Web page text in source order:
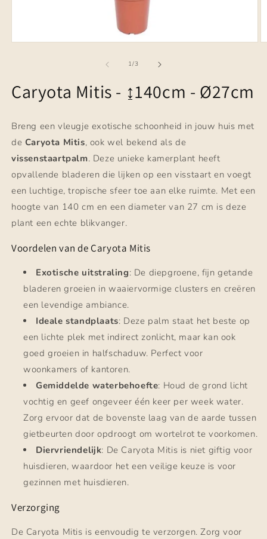
1/van
3
Caryota Mitis - ↨140cm - Ø27cm
Breng een vleugje exotische schoonheid in jouw huis met
de Caryota Mitis, ook wel bekend als de
vissenstaartpalm. Deze unieke kamerplant heeft
opvallende bladeren die lijken op een visstaart en voegt
een luchtige, tropische sfeer toe aan elke ruimte. Met een
hoogte van 140 cm en een diameter van 27 cm is deze
plant een echte blikvanger.
Voordelen van de Caryota Mitis
Exotische uitstraling: De diepgroene, fijn getande
bladeren groeien in waaiervormige clusters en creëren
een levendige ambiance.
Ideale standplaats: Deze palm staat het beste op
een lichte plek met indirect zonlicht, maar kan ook
goed groeien in halfschaduw. Perfect voor
woonkamers of kantoren.
Gemiddelde waterbehoefte: Houd de grond licht
vochtig en geef ongeveer één keer per week water.
Zorg ervoor dat de bovenste laag van de aarde tussen
gietbeurten door opdroogt om wortelrot te voorkomen.
Diervriendelijk: De Caryota Mitis is niet giftig voor
huisdieren, waardoor het een veilige keuze is voor
gezinnen met huisdieren.
Verzorging
De Caryota Mitis is eenvoudig te verzorgen. Zorg voor